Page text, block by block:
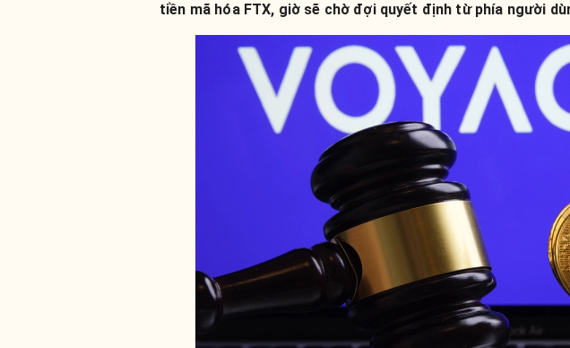
tiền mã hóa FTX, giờ sẽ chờ đợi quyết định từ phía người